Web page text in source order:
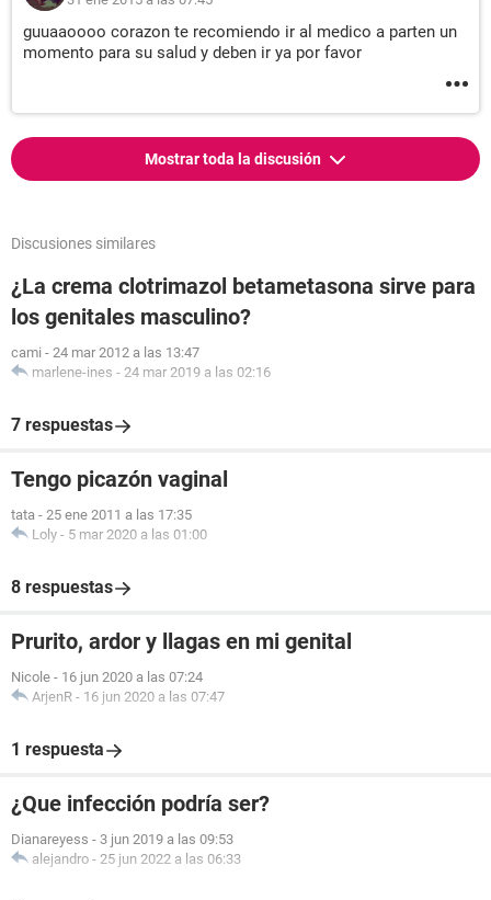
guuaaoooo corazon te recomiendo ir al medico a parten un
momento para su salud y deben ir ya por favor
Mostrar toda la discusión
Discusiones similares
¿La crema clotrimazol betametasona sirve para
los genitales masculino?
cami - 24 mar 2012 a las 13:47
marlene-ines - 24 mar 2019 a las 02:16
7 respuestas
Tengo picazón vaginal
tata - 25 ene 2011 a las 17:35
Loly - 5 mar 2020 a las 01:00
8 respuestas
Prurito, ardor y llagas en mi genital
Nicole - 16 jun 2020 a las 07:24
ArjenR - 16 jun 2020 a las 07:47
1 respuesta
¿Que infección podría ser?
Dianareyess - 3 jun 2019 a las 09:53
alejandro - 25 jun 2022 a las 06:33